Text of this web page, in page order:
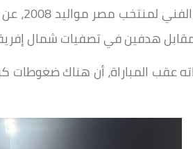
أبدى
هدفين في تصفيات شمال
المباراة، أن هناك ضغوطات